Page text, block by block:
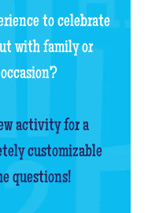
to celebrate
with family or
activity for a
customizable
questions!